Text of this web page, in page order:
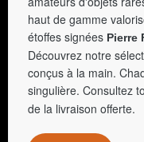
haut de gamme
étoffes signées Pierre
Découvrez notre
conçus à la main.
singulière. Consultez
de la livraison offerte.